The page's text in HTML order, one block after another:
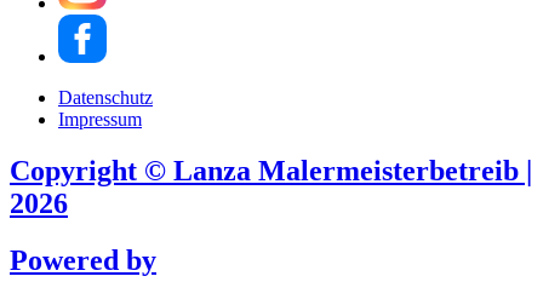
Datenschutz
Impressum
Copyright © Lanza Malermeisterbetreib |
2026
Powered by